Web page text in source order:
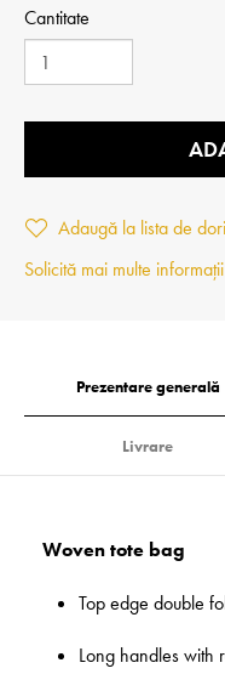
Cantitate
Adaugă la lista de
Solicită mai multe informații
Prezentare generală
Livrare
Woven tote bag
Top edge double
Long handles with